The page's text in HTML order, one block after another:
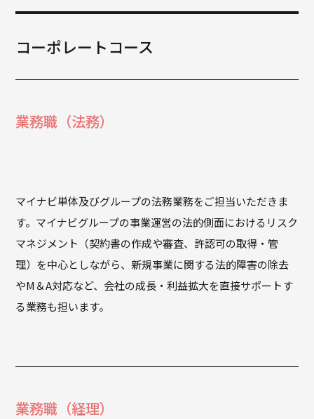
コーポレートコース
業務職（法務）
マイナビ単体及びグループの法務業務をご担当いただきま
す。マイナビグループの事業運営の法的側面におけるリスク
マネジメント（契約書の作成や審査、許認可の取得・管
理）を中心としながら、新規事業に関する法的障害の除去
やM＆A対応など、会社の成長・利益拡大を直接サポートす
る業務も担います。
業務職（経理）